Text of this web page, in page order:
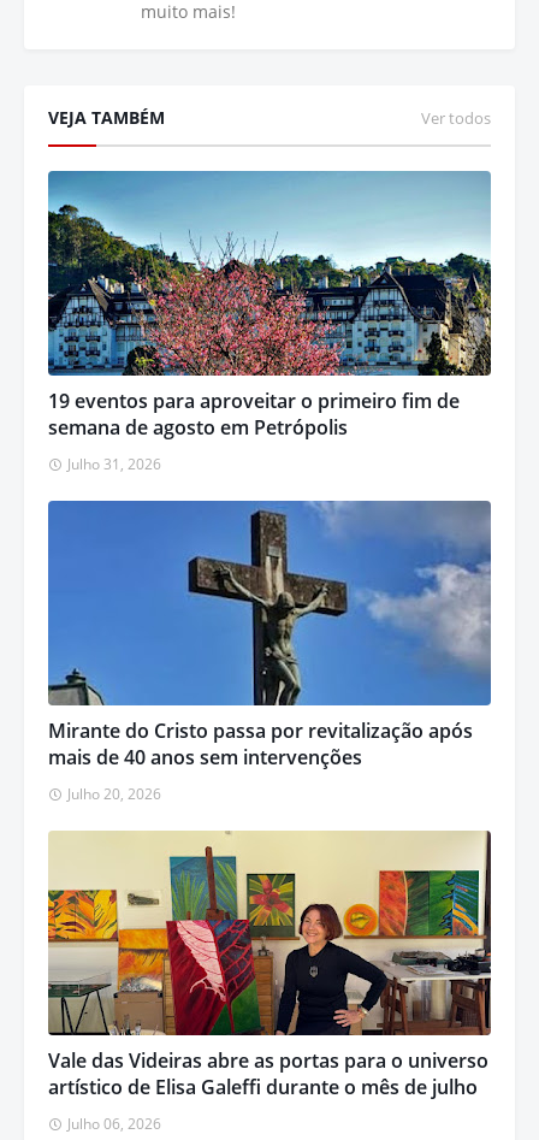
muito mais!
VEJA TAMBÉM Ver todos
19 eventos para aproveitar o primeiro fim de
semana de agosto em Petrópolis
Julho 31, 2026
Mirante do Cristo passa por revitalização após
mais de 40 anos sem intervenções
Julho 20, 2026
Vale das Videiras abre as portas para o universo
artístico de Elisa Galeffi durante o mês de julho
Julho 06, 2026